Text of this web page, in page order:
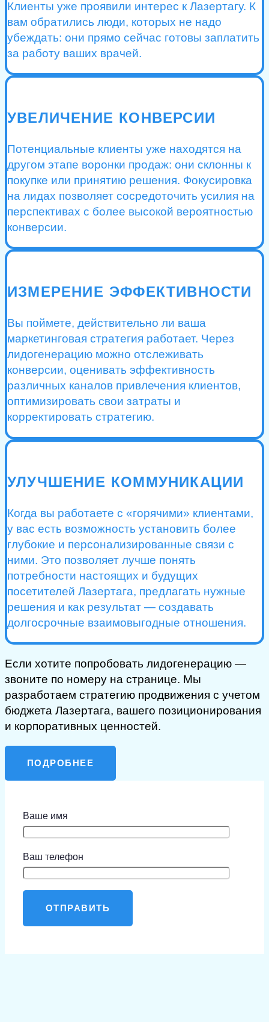
Клиенты уже проявили интерес к Лазертагу. К
вам обратились люди, которых не надо
убеждать: они прямо сейчас готовы заплатить
за работу ваших врачей.
УВЕЛИЧЕНИЕ КОНВЕРСИИ
Потенциальные клиенты уже находятся на
другом этапе воронки продаж: они склонны к
покупке или принятию решения. Фокусировка
на лидах позволяет сосредоточить усилия на
перспективах с более высокой вероятностью
конверсии.
ИЗМЕРЕНИЕ ЭФФЕКТИВНОСТИ
Вы поймете, действительно ли ваша
маркетинговая стратегия работает. Через
лидогенерацию можно отслеживать
конверсии, оценивать эффективность
различных каналов привлечения клиентов,
оптимизировать свои затраты и
корректировать стратегию.
УЛУЧШЕНИЕ КОММУНИКАЦИИ
Когда вы работаете с «горячими» клиентами,
у вас есть возможность установить более
глубокие и персонализированные связи с
ними. Это позволяет лучше понять
потребности настоящих и будущих
посетителей Лазертага, предлагать нужные
решения и как результат — создавать
долгосрочные взаимовыгодные отношения.
Если хотите попробовать лидогенерацию —
звоните по номеру на странице. Мы
разработаем стратегию продвижения с учетом
бюджета Лазертага, вашего позиционирования
и корпоративных ценностей.
ПОДРОБНЕЕ
Ваше имя
Ваш телефон